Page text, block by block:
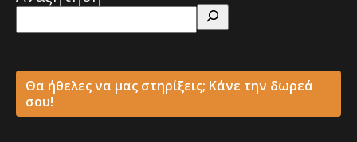
Θα ήθελες να μας στηρίξεις; Κάνε την δωρεά
σου!